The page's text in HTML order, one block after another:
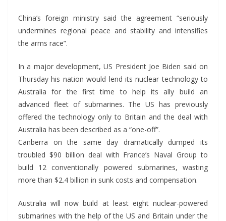
China’s foreign ministry said the agreement “seriously
undermines regional peace and stability and intensifies
the arms race”.
In a major development, US President Joe Biden said on
Thursday his nation would lend its nuclear technology to
Australia for the first time to help its ally build an
advanced fleet of submarines. The US has previously
offered the technology only to Britain and the deal with
Australia has been described as a “one-off”.
Canberra on the same day dramatically dumped its
troubled $90 billion deal with France’s Naval Group to
build 12 conventionally powered submarines, wasting
more than $2.4 billion in sunk costs and compensation.
Australia will now build at least eight nuclear-powered
submarines with the help of the US and Britain under the